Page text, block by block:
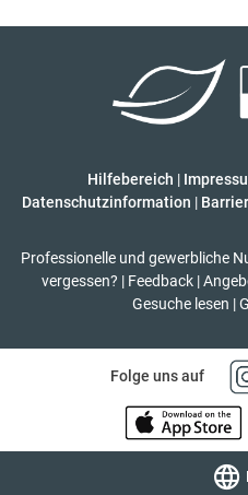
Hilfebereich |
Datenschutzinformation |
Professionelle und gewerbliche
vergessen? | Feedback |
Gesuche lesen |
Folge uns auf